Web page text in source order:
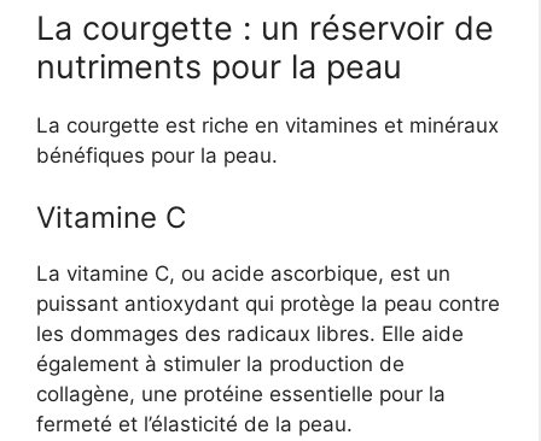
La courgette : un réservoir de
nutriments pour la peau
La courgette est riche en vitamines et minéraux
bénéfiques pour la peau.
Vitamine C
La vitamine C, ou acide ascorbique, est un
puissant antioxydant qui protège la peau contre
les dommages des radicaux libres. Elle aide
également à stimuler la production de
collagène, une protéine essentielle pour la
fermeté et l’élasticité de la peau.